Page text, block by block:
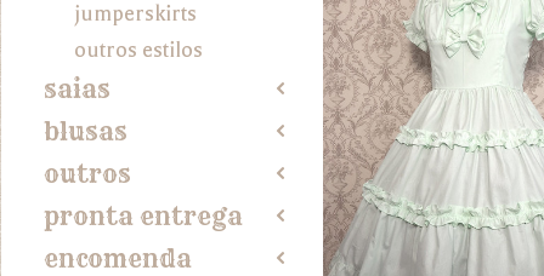
jumperskirts
outros estilos
saias 2
blusas 2
outros 2
pronta entrega 2
encomenda 2